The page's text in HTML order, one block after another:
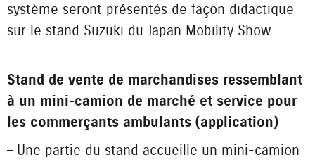
système seront présentés de façon didactique
sur le stand Suzuki du Japan Mobility Show.
Stand de vente de marchandises ressemblant
à un mini-camion de marché et service pour
les commerçants ambulants (application)
– Une partie du stand accueille un mini-camion